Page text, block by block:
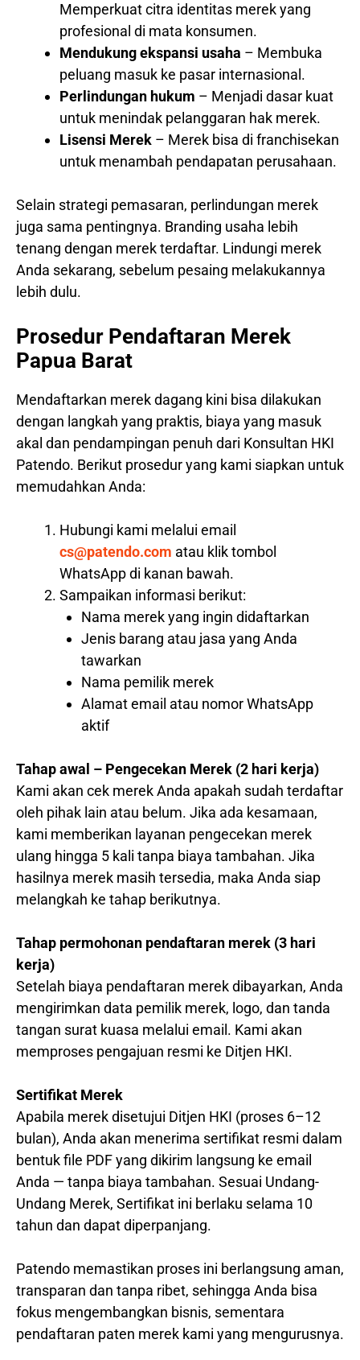
Memperkuat citra identitas merek yang
profesional di mata konsumen.
Mendukung ekspansi usaha – Membuka
peluang masuk ke pasar internasional.
Perlindungan hukum – Menjadi dasar kuat
untuk menindak pelanggaran hak merek.
Lisensi Merek – Merek bisa di franchisekan
untuk menambah pendapatan perusahaan.
Selain strategi pemasaran, perlindungan merek
juga sama pentingnya. Branding usaha lebih
tenang dengan merek terdaftar. Lindungi merek
Anda sekarang, sebelum pesaing melakukannya
lebih dulu.
Prosedur Pendaftaran Merek
Papua Barat
Mendaftarkan merek dagang kini bisa dilakukan
dengan langkah yang praktis, biaya yang masuk
akal dan pendampingan penuh dari Konsultan HKI
Patendo. Berikut prosedur yang kami siapkan untuk
memudahkan Anda:
Hubungi kami melalui email
cs@patendo.com atau klik tombol
WhatsApp di kanan bawah.
Sampaikan informasi berikut:
Nama merek yang ingin didaftarkan
Jenis barang atau jasa yang Anda
tawarkan
Nama pemilik merek
Alamat email atau nomor WhatsApp
aktif
Tahap awal – Pengecekan Merek (2 hari kerja)
Kami akan cek merek Anda apakah sudah terdaftar
oleh pihak lain atau belum. Jika ada kesamaan,
kami memberikan layanan pengecekan merek
ulang hingga 5 kali tanpa biaya tambahan. Jika
hasilnya merek masih tersedia, maka Anda siap
melangkah ke tahap berikutnya.
Tahap permohonan pendaftaran merek (3 hari
kerja)
Setelah biaya pendaftaran merek dibayarkan, Anda
mengirimkan data pemilik merek, logo, dan tanda
tangan surat kuasa melalui email. Kami akan
memproses pengajuan resmi ke Ditjen HKI.
Sertifikat Merek
Apabila merek disetujui Ditjen HKI (proses 6–12
bulan), Anda akan menerima sertifikat resmi dalam
bentuk file PDF yang dikirim langsung ke email
Anda — tanpa biaya tambahan. Sesuai Undang-
Undang Merek, Sertifikat ini berlaku selama 10
tahun dan dapat diperpanjang.
Patendo memastikan proses ini berlangsung aman,
transparan dan tanpa ribet, sehingga Anda bisa
fokus mengembangkan bisnis, sementara
pendaftaran paten merek kami yang mengurusnya.